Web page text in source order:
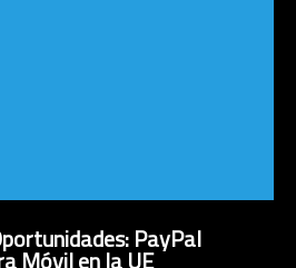
PayPal
Móvil en la UE